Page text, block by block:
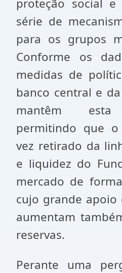
proteção social
série de
para os grupos
Conforme os
medidas de
banco central e
mantêm esta
permitindo que o
vez retirado da
e liquidez do
mercado de
cujo grande apoio
aumentam
reservas.
Perante uma